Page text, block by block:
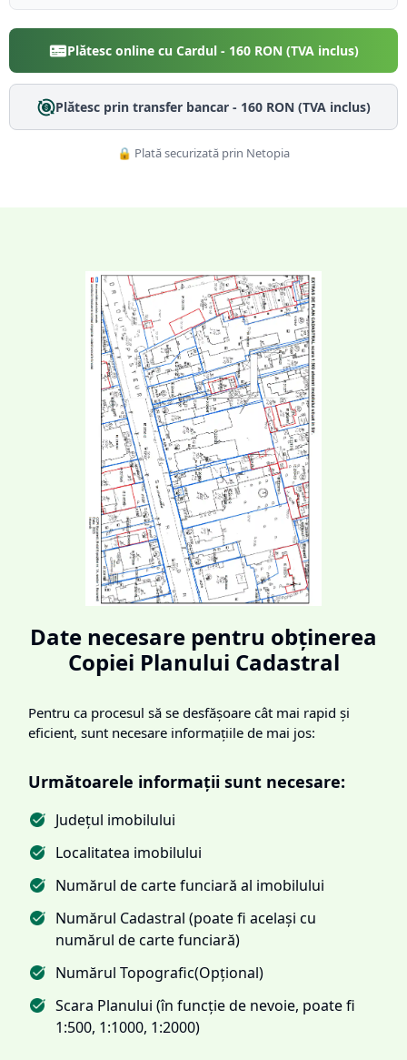
Plătesc online cu Cardul - 160RON (TVA inclus)
Plătesc prin transfer bancar - 160RON (TVA inclus)
🔒 Plată securizată prin Netopia
Date necesare pentru obținerea
Copiei Planului Cadastral
Pentru ca procesul să se desfășoare cât mai rapid și
eficient, sunt necesare informațiile de mai jos:
Următoarele informații sunt necesare:
Județul imobilului
Localitatea imobilului
Numărul de carte funciară al imobilului
Numărul Cadastral (poate fi același cu
numărul de carte funciară)
Numărul Topografic(Opțional)
Scara Planului (în funcție de nevoie, poate fi
1:500, 1:1000, 1:2000)